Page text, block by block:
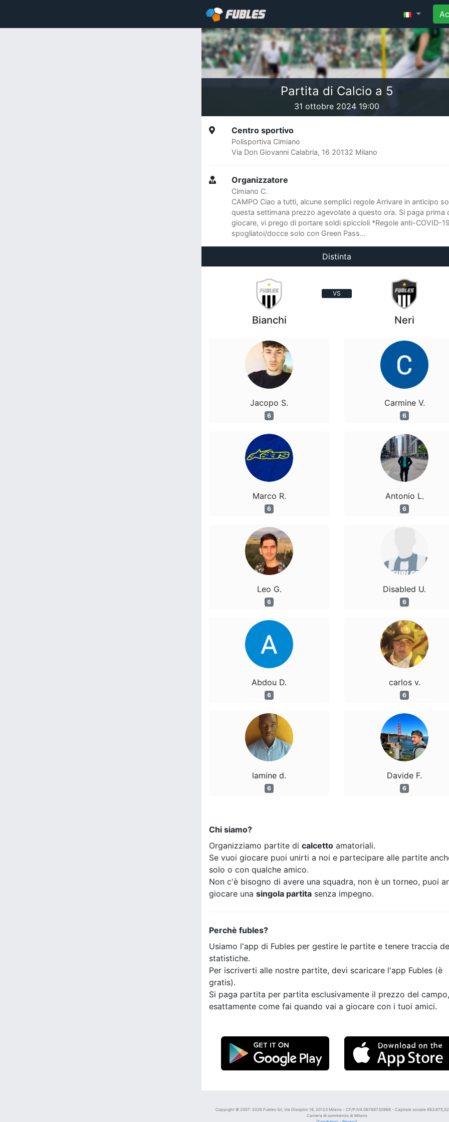
Partita di Calcio a 5
31 ottobre 2024 19:00
Centro sportivo
Polisportiva Cimiano
Via Don Giovanni Calabria, 16 20132 Milano
Organizzatore
Cimiano C.
CAMPO Ciao a tutti, alcune semplici regole Arrivare in anticipo
questa settimana prezzo agevolate a questo ora. Si paga prima
giocare, vi prego di portare soldi spiccioli *Regole anti-COVID-
spogliatoi/docce solo con Green Pass...
Distinta
VS
Bianchi
Jacopo S.
6
Marco R.
6
Leo G.
6
Abdou D.
6
lamine d.
6
Neri
Carmine V.
6
Antonio L.
6
Disabled U.
6
carlos v.
6
Davide F.
6
Chi siamo?
Organizziamo partite di calcetto amatoriali.
Se vuoi giocare puoi unirti a noi e partecipare alle partite
solo o con qualche amico.
Non c'è bisogno di avere una squadra, non è un torneo, puoi
giocare una singola partita senza impegno.
Perchè fubles?
Usiamo l'app di Fubles per gestire le partite e tenere traccia
statistiche.
Per iscriverti alle nostre partite, devi scaricare l'app Fubles (è
gratis).
Si paga partita per partita esclusivamente il prezzo del campo,
esattamente come fai quando vai a giocare con i tuoi amici.
Copyright © 2007-2026 Fubles Srl, Via Disciplini 18, 20123 Milano - CF/P.IVA 06769730968 - Capitale sociale €63.675,52
Camera di commercio di Milano